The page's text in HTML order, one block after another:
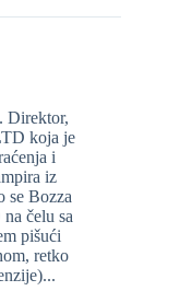
Direktor,
koja je
i
iz
se Bozza
čelu sa
pišući
retko